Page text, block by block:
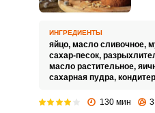
ИНГРЕДИЕНТЫ
яйцо, масло сливочное,
сахар-песок,
масло растительное,
сахарная пудра,
130 мин